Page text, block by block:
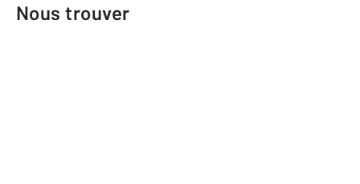
Nous trouver